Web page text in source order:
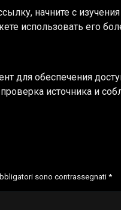
начните с
использовать его
для обеспечения
источника и
sono contrassegnati *